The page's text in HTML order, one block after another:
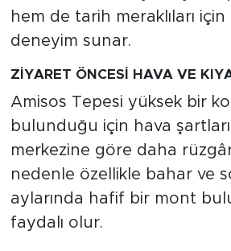
hem de tarih meraklıları
deneyim sunar.
ZİYARET ÖNCESİ HAVA VE
Amisos Tepesi yüksek bir
bulunduğu için hava
merkezine göre daha
nedenle özellikle bahar ve
aylarında hafif bir mont
faydalı olur.